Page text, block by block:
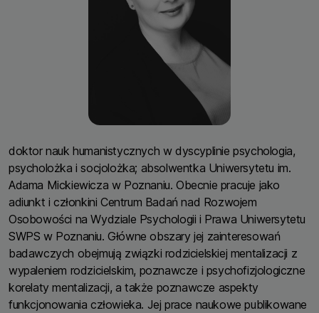
doktor nauk humanistycznych w dyscyplinie psychologia,
psycholożka i socjolożka; absolwentka Uniwersytetu im.
Adama Mickiewicza w Poznaniu. Obecnie pracuje jako
adiunkt i członkini Centrum Badań nad Rozwojem
Osobowości na Wydziale Psychologii i Prawa Uniwersytetu
SWPS w Poznaniu. Główne obszary jej zainteresowań
badawczych obejmują związki rodzicielskiej mentalizacji z
wypaleniem rodzicielskim, poznawcze i psychofizjologiczne
korelaty mentalizacji, a także poznawcze aspekty
funkcjonowania człowieka. Jej prace naukowe publikowane